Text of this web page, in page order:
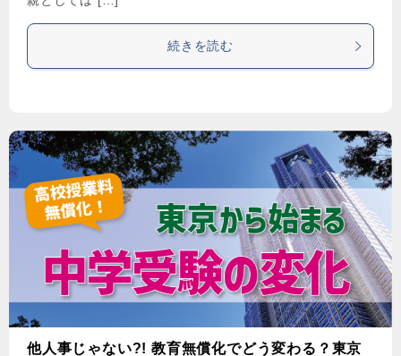
続きを読む
他人事じゃない?! 教育無償化でどう変わる？東京